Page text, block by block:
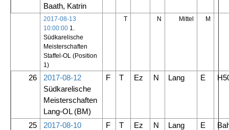
Baath, Katrin
2017-08-13
10:00:00 1.
Südkarelische
Meisterschaften
Staffel-OL (Position
1)
T N Mittel M
26
2017-08-12
Südkarelische
Meisterschaften
Lang-OL (BM)
F T Ez N Lang E
25
2017-08-10
F T Ez N Lang E